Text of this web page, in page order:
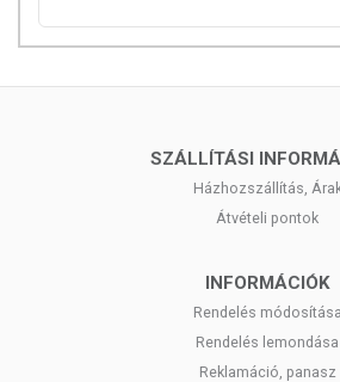
SZÁLLÍTÁSI
Házhozszállítás,
Átvételi pontok
INFORMÁCIÓK
Rendelés módosítása
Rendelés lemondása
Reklamáció, panasz